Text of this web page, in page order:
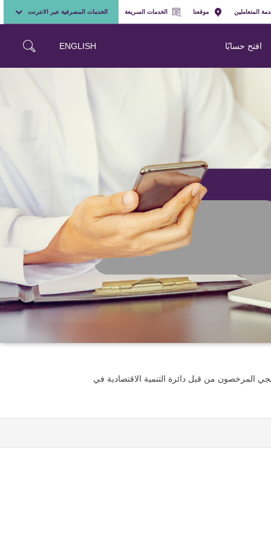
المتعاملين موقعنا الخدمات السريعة الخدمات المصرفية عبر الانترنت
افتح حسابًا ENGLISH
المرخصون من قبل دائرة التنمية الاقتصادية في